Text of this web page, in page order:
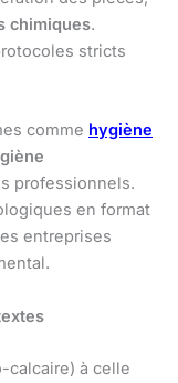
chimiques.
stricts
comme hygiène
professionnels.
en format
entreprises
calcaire) à celle